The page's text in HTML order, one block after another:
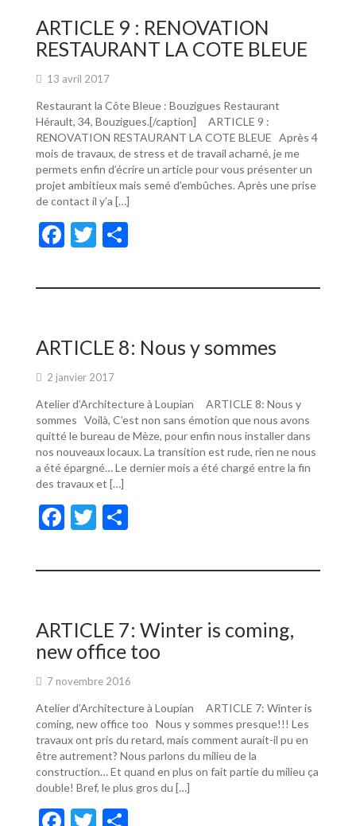
o
o
k
er
ARTICLE 9 : RENOVATION
RESTAURANT LA COTE BLEUE
13 avril 2017
Restaurant la Côte Bleue : Bouzigues Restaurant
Hérault, 34, Bouzigues.[/caption] ARTICLE 9 :
RENOVATION RESTAURANT LA COTE BLEUE Après 4
mois de travaux, de stress et de travail acharné, je me
permets enfin d’écrire un article pour vous présenter un
projet ambitieux mais semé d’embûches. Après une prise
de contact il y’a […]
F
e
o
o
k
T
itt ta
er
ARTICLE 8: Nous y sommes
2 janvier 2017
Atelier d’Architecture à Loupian ARTICLE 8: Nous y
sommes Voilà, C’est non sans émotion que nous avons
quitté le bureau de Mèze, pour enfin nous installer dans
nos nouveaux locaux. La transition est rude, rien ne nous
a été épargné… Le dernier mois a été chargé entre la fin
des travaux et […]
F
e
o
o
k
T
itt ta
er
ARTICLE 7: Winter is coming,
new office too
7 novembre 2016
Atelier d’Architecture à Loupian ARTICLE 7: Winter is
coming, new office too Nous y sommes presque!!! Les
travaux ont pris du retard, mais comment aurait-il pu en
être autrement? Nous parlons du milieu de la
construction… Et quand en plus on fait partie du milieu ça
double! Bref, le plus gros du […]